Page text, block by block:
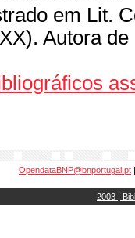
em Lit.
Autora
OpendataBNP@bnportugal.pt
2003 |